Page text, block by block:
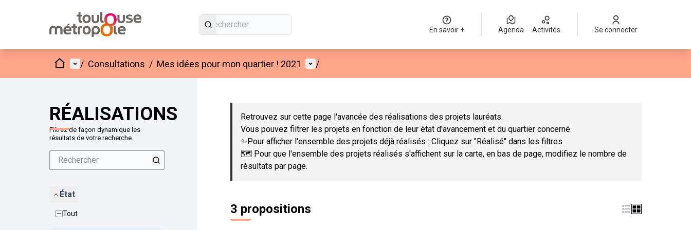
En savoir + Agenda Activités Se connecter
AccueilMenu principal
/ Consultations / Mes idées pour mon quartier ! 2021 Menu utilisateur
/
RÉALISATIONS
Filtrez de façon dynamique les
résultats de votre recherche.
État
Tout
Passer la carte
Retrouvez sur cette page l'avancée des réalisations des projets lauréats.
Vous pouvez filtrer les projets en fonction de leur état d'avancement et du quartier concerné.
✨Pour afficher l'ensemble des projets déjà réalisés : Cliquez sur "Réalisé" dans les filtres
🗺️ Pour que l'ensemble des projets réalisés s'affichent sur la carte, en bas de page, modifiez le nombre de
résultats par page.
3 propositions